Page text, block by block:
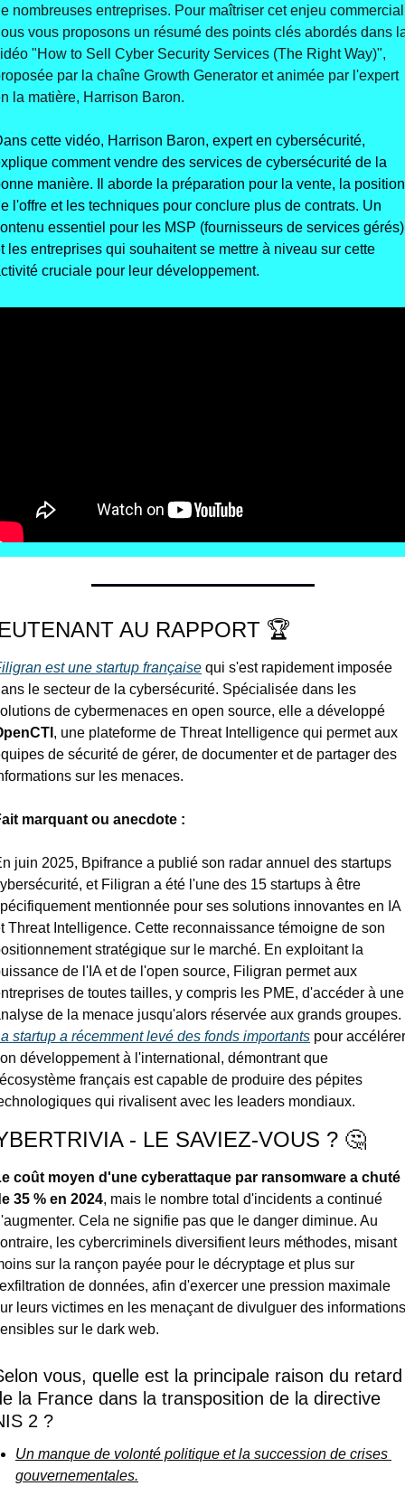
nombreuses entreprises. Pour maîtriser cet enjeu
vous proposons un résumé des points clés abordés dans
"How to Sell Cyber Security Services (The Right Way)",
par la chaîne Growth Generator et animée par l'expert
la matière, Harrison Baron.
cette vidéo, Harrison Baron, expert en cybersécurité,
comment vendre des services de cybersécurité de la
manière. Il aborde la préparation pour la vente, la position
l'offre et les techniques pour conclure plus de contrats. Un
essentiel pour les MSP (fournisseurs de services gérés)
les entreprises qui souhaitent se mettre à niveau sur cette
cruciale pour leur développement.
AU RAPPORT 🏆
est une startup française qui s'est rapidement imposée
le secteur de la cybersécurité. Spécialisée dans les
, une plateforme de Threat Intelligence qui permet aux
de sécurité de gérer, de documenter et de partager des
sur les menaces.
marquant ou anecdote :
juin 2025, Bpifrance a publié son radar annuel des startups
et Filigran a été l'une des 15 startups à être
mentionnée pour ses solutions innovantes en IA
Threat Intelligence. Cette reconnaissance témoigne de son
stratégique sur le marché. En exploitant la
de l'IA et de l'open source, Filigran permet aux
de toutes tailles, y compris les PME, d'accéder à une
startup a récemment levé des fonds importants pour accélérer
développement à l'international, démontrant que
français est capable de produire des pépites
qui rivalisent avec les leaders mondiaux.
- LE SAVIEZ-VOUS ? 🤔
coût moyen d'une cyberattaque par ransomware a chuté
35 % en 2024, mais le nombre total d'incidents a continué
Cela ne signifie pas que le danger diminue. Au
les cybercriminels diversifient leurs méthodes, misant
sur la rançon payée pour le décryptage et plus sur
de données, afin d'exercer une pression maximale
leurs victimes en les menaçant de divulguer des informations
sur le dark web.
vous, quelle est la principale raison du retard
la France dans la transposition de la directive
2 ?
Un manque de volonté politique et la succession de crises
gouvernementales.